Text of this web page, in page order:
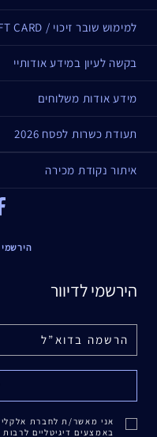
למימוש שובר זיכוי / GIFT CARD
בקשה לעיון במידע אודותיי
מידע אודות משלוחים
תעודת כשרות לפסח 2026
איתור נקודת מכירה
הירשמי לדיוור
אני מאשר/ת לחברת